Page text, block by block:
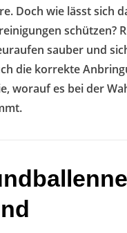
Doch wie lässt sich
schützen?
sauber und
die korrekte
worauf es bei der